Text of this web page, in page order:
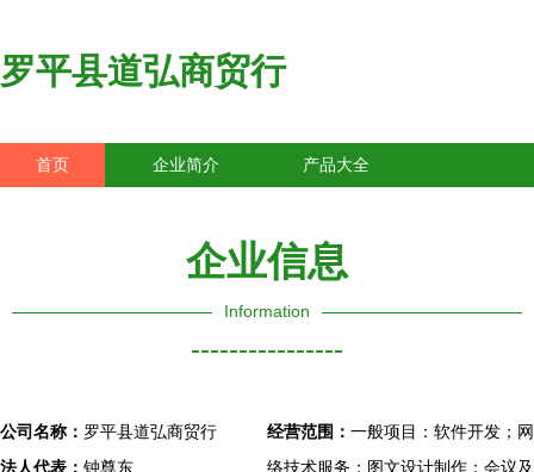
罗平县道弘商贸行
首页 企业简介 产品大全
企业信息
Information
----------------
公司名称： 罗平县道弘商贸行
法人代表： 钟尊东
经营范围： 一般项目：软件开发；网
络技术服务；图文设计制作；会议及